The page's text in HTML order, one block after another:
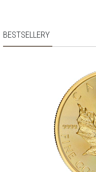
BESTSELLERY